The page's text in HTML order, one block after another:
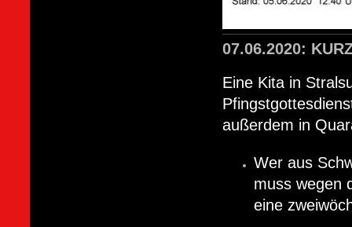
07.06.2020:
Eine Kita in
außerdem in
Wer aus
muss wegen
eine